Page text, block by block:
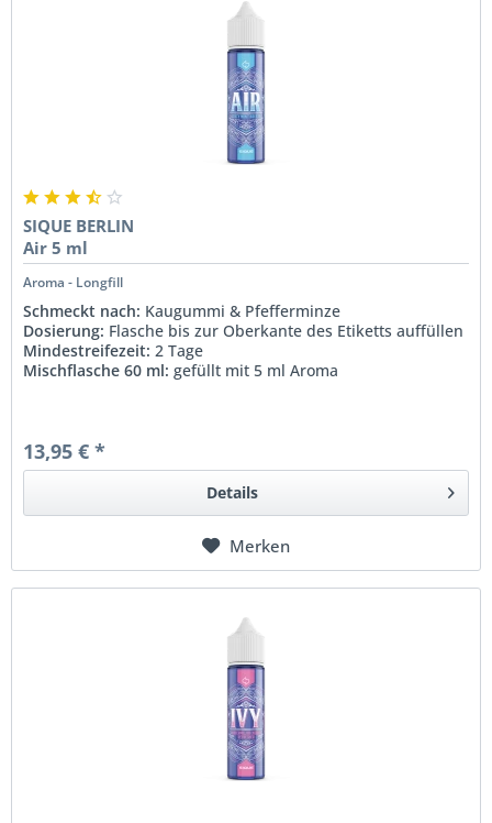
SIQUE BERLIN
Air 5 ml
Aroma - Longfill
Schmeckt nach: Kaugummi & Pfefferminze
Dosierung: Flasche bis zur Oberkante des Etiketts auffüllen
Mindestreifezeit: 2 Tage
Mischflasche 60 ml: gefüllt mit 5 ml Aroma
13,95 € *
Details
Merken